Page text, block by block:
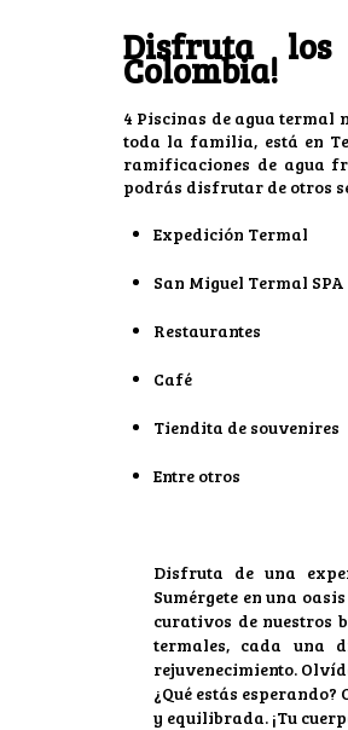
Disfruta los
Colombia!
4 Piscinas de agua termal
toda la familia, está en
ramificaciones de agua
podrás disfrutar de otros
Expedición Termal
San Miguel Termal SPA
Restaurantes
Café
Tiendita de souvenires
Entre otros
Disfruta de una
Sumérgete en una
curativos de nuestros
termales, cada una
rejuvenecimiento.
¿Qué estás
y equilibrada. ¡Tu